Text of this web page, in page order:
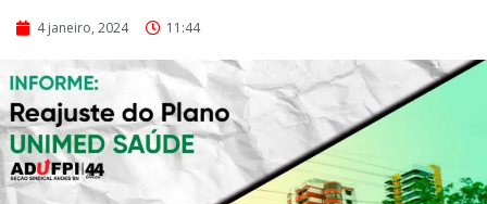
4 janeiro, 2024 11:44